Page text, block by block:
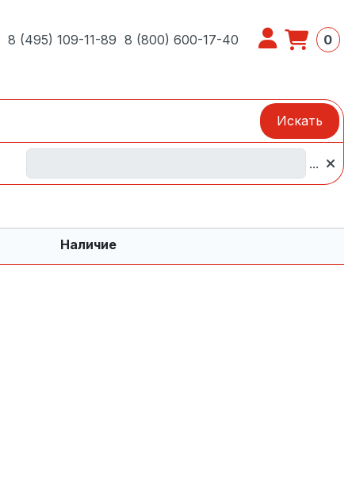
8 (495) 109-11-89 8 (800) 600-17-40 0
Искать
...
Наличие